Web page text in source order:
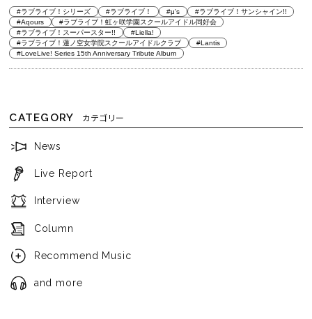
#ラブライブ！シリーズ #ラブライブ！ #μ's
#ラブライブ！サンシャイン!!
#Aqours
#ラブライブ！虹ヶ咲学園スクールアイドル同好会
#ラブライブ！スーパースター!!
#Liella!
#ラブライブ！蓮ノ空女学院スクールアイドルクラブ
#Lantis
#LoveLive! Series 15th Anniversary Tribute Album
CATEGORY カテゴリー
News
Live Report
Interview
Column
Recommend Music
and more